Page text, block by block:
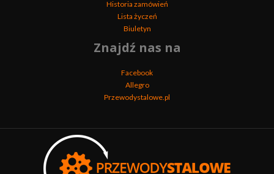
Historia zamówień
Lista życzeń
Biuletyn
Znajdź nas na
Facebook
Allegro
Przewodystalowe.pl